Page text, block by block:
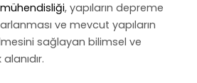
, yapıların depreme
ve mevcut yapıların
sağlayan bilimsel ve